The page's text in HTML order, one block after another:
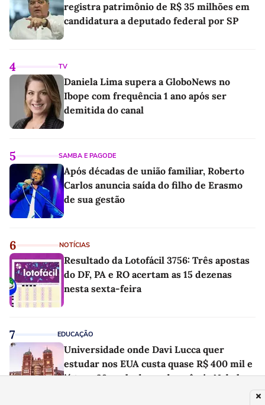
registra patrimônio de R$ 35 milhões em
candidatura a deputado federal por SP
4 TV
Daniela Lima supera a GloboNews no
Ibope com frequência 1 ano após ser
demitida do canal
5 SAMBA E PAGODE
Após décadas de união familiar, Roberto
Carlos anuncia saída do filho de Erasmo
de sua gestão
6 NOTÍCIAS
Resultado da Lotofácil 3756: Três apostas
do DF, PA e RO acertam as 15 dezenas
nesta sexta-feira
7 EDUCAÇÃO
Universidade onde Davi Lucca quer
estudar nos EUA custa quase R$ 400 mil e
já teve 29 ganhadores do prêmio Nobel